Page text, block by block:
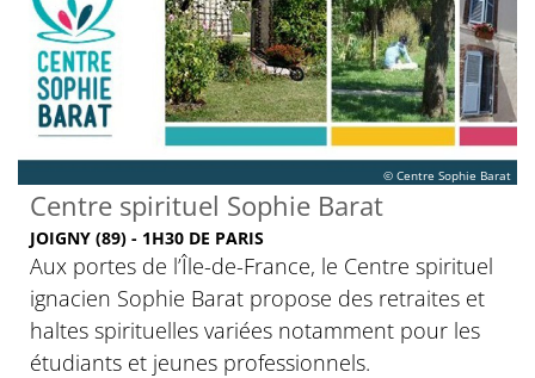
© Centre Sophie Barat
Centre spirituel Sophie Barat
JOIGNY (89) - 1H30 DE PARIS
Aux portes de l’Île-de-France, le Centre spirituel
ignacien Sophie Barat propose des retraites et
haltes spirituelles variées notamment pour les
étudiants et jeunes professionnels.